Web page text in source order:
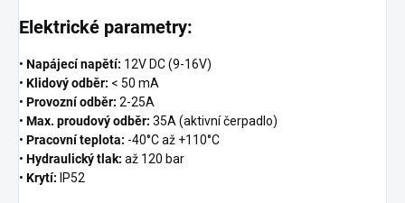
Elektrické parametry:
• Napájecí napětí: 12V DC (9-16V)
• Klidový odběr: < 50 mA
• Provozní odběr: 2-25A
• Max. proudový odběr: 35A (aktivní čerpadlo)
• Pracovní teplota: -40°C až +110°C
• Hydraulický tlak: až 120 bar
• Krytí: IP52